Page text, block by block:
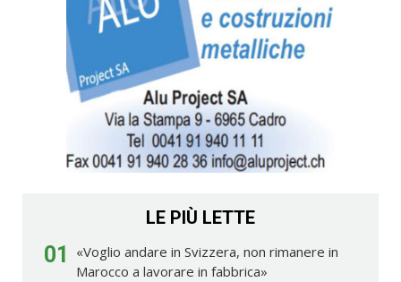
LE PIÙ LETTE
01
«Voglio andare in Svizzera, non rimanere in
Marocco a lavorare in fabbrica»